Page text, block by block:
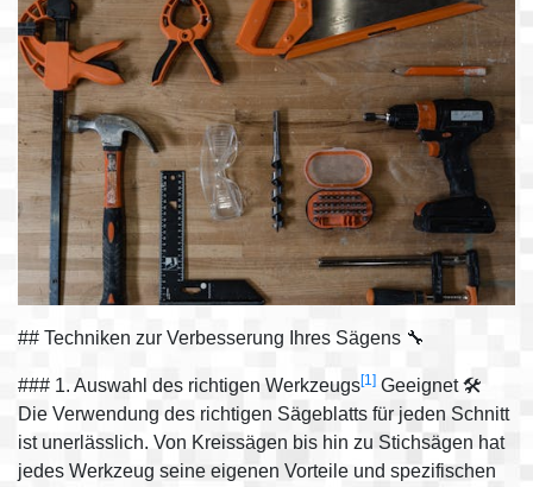
## Techniken zur Verbesserung Ihres Sägens 🔧
### 1. Auswahl des richtigen Werkzeugs[1] Geeignet 🛠️
Die Verwendung des richtigen Sägeblatts für jeden Schnitt
ist unerlässlich. Von Kreissägen bis hin zu Stichsägen hat
jedes Werkzeug seine eigenen Vorteile und spezifischen